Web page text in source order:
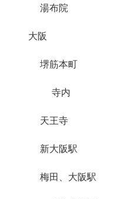
湯布院
大阪
堺筋本町
寺内
天王寺
新大阪駅
梅田、大阪駅